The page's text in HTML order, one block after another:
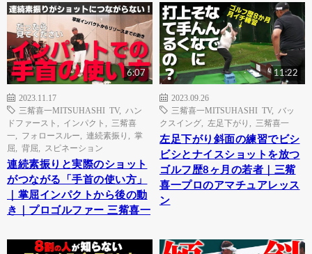
6:07
2023.11.17
三觜喜一MITSUHASHI TV, ハン
ドファースト
インパクト
三觜喜
一
フォロースルー 連続素振り
掌
屈
背屈 スピネーション
連続素振りと実際のショット
がつながる「手首の使い方」
｜掌屈インパクトから後の動
き｜プロゴルファー 三觜喜一
11:22
2023.09.26
三觜喜一MITSUHASHI TV, バッ
クスイング
左足下がり 三觜喜一
左足下がり斜面の練習でビシ
ビシとナイスショットを放つ
ゴルフ歴8ヶ月の若者｜三觜
喜一プロのアマチュアレッス
ン